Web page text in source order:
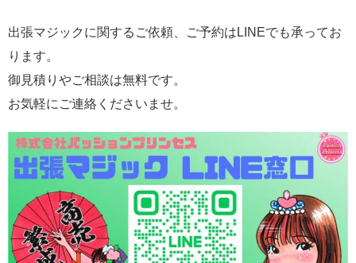
出張マジックに関するご依頼、ご予約はLINEでも承ってお
ります。
御見積りやご相談は無料です。
お気軽にご連絡くださいませ。